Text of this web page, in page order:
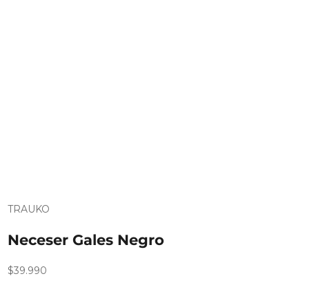
TRAUKO
Neceser Gales Negro
Precio de oferta
$39.990
¿Es
regalo?